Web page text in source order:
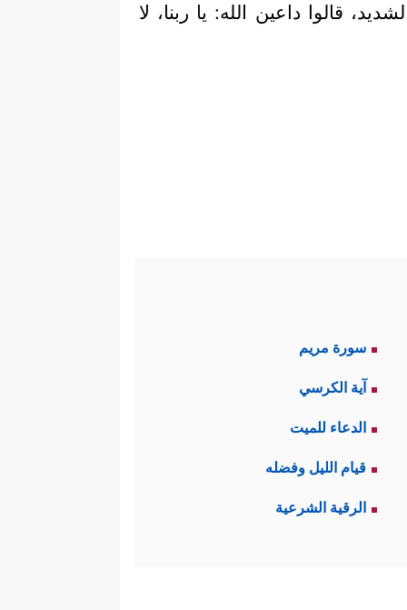
قالوا داعين الله: يا ربنا، لا
سورة مريم
آية الكرسي
الدعاء للميت
قيام الليل وفضله
الرقية الشرعية